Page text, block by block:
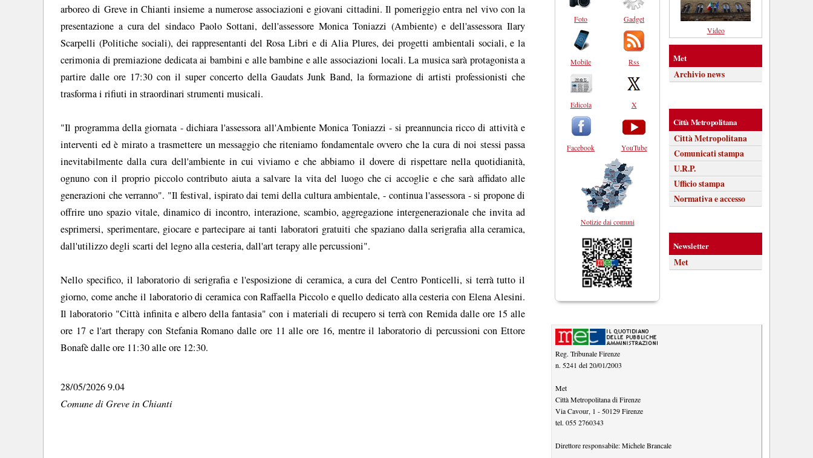
arboreo di Greve in Chianti insieme a numerose associazioni e giovani cittadini. Il pomeriggio entra nel vivo con la
presentazione a cura del sindaco Paolo Sottani, dell'assessore Monica Toniazzi (Ambiente) e dell'assessora Ilary
Scarpelli (Politiche sociali), dei rappresentanti del Rosa Libri e di Alia Plures, dei progetti ambientali sociali, e la
cerimonia di premiazione dedicata ai bambini e alle bambine e alle associazioni locali. La musica sarà protagonista a
partire dalle ore 17:30 con il super concerto della Gaudats Junk Band, la formazione di artisti professionisti che
trasforma i rifiuti in straordinari strumenti musicali.
"Il programma della giornata - dichiara l'assessora all'Ambiente Monica Toniazzi - si preannuncia ricco di attività e
interventi ed è mirato a trasmettere un messaggio che riteniamo fondamentale ovvero che la cura di noi stessi passa
inevitabilmente dalla cura dell'ambiente in cui viviamo e che abbiamo il dovere di rispettare nella quotidianità,
ognuno con il proprio piccolo contributo aiuta a salvare la vita del luogo che ci accoglie e che sarà affidato alle
generazioni che verranno". "Il festival, ispirato dai temi della cultura ambientale, - continua l'assessora - si propone di
offrire uno spazio vitale, dinamico di incontro, interazione, scambio, aggregazione intergenerazionale che invita ad
esprimersi, sperimentare, giocare e partecipare ai tanti laboratori gratuiti che spaziano dalla serigrafia alla ceramica,
dall'utilizzo degli scarti del legno alla cesteria, dall'art terapy alle percussioni".
Nello specifico, il laboratorio di serigrafia e l'esposizione di ceramica, a cura del Centro Ponticelli, si terrà tutto il
giorno, come anche il laboratorio di ceramica con Raffaella Piccolo e quello dedicato alla cesteria con Elena Alesini.
Il laboratorio "Città infinita e albero della fantasia" con i materiali di recupero si terrà con Remida dalle ore 15 alle
ore 17 e l'art therapy con Stefania Romano dalle ore 11 alle ore 16, mentre il laboratorio di percussioni con Ettore
Bonafè dalle ore 11:30 alle ore 12:30.
28/05/2026 9.04
Comune di Greve in Chianti
Foto
Mobile
Edicola
Facebook
Gadget
Rss
X
YouTube
Notizie dai comuni
Video
Met
Archivio news
Città Metropolitana
Città Metropolitana
Comunicati stampa
U.R.P.
Ufficio stampa
Normativa e accesso
Newsletter
Met
Reg. Tribunale Firenze
n. 5241 del 20/01/2003
Met
Città Metropolitana di Firenze
Via Cavour, 1 - 50129 Firenze
tel. 055 2760343
Direttore responsabile:Michele Brancale